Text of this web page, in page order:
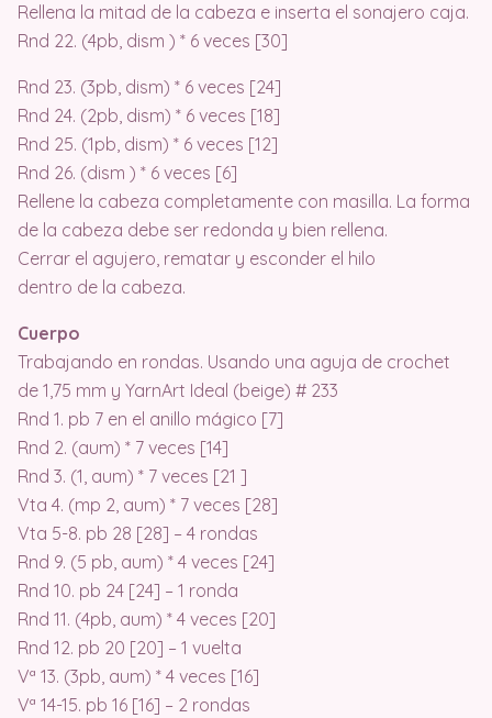
Rellena la mitad de la cabeza e inserta el sonajero caja.
Rnd 22. (4pb, dism ) * 6 veces [30]
Rnd 23. (3pb, dism) * 6 veces [24]
Rnd 24. (2pb, dism) * 6 veces [18]
Rnd 25. (1pb, dism) * 6 veces [12]
Rnd 26. (dism ) * 6 veces [6]
Rellene la cabeza completamente con masilla. La forma
de la cabeza debe ser redonda y bien rellena.
Cerrar el agujero, rematar y esconder el hilo
dentro de la cabeza.
Cuerpo
Trabajando en rondas. Usando una aguja de crochet
de 1,75 mm y YarnArt Ideal (beige) # 233
Rnd 1. pb 7 en el anillo mágico [7]
Rnd 2. (aum) * 7 veces [14]
Rnd 3. (1, aum) * 7 veces [21 ]
Vta 4. (mp 2, aum) * 7 veces [28]
Vta 5-8. pb 28 [28] – 4 rondas
Rnd 9. (5 pb, aum) * 4 veces [24]
Rnd 10. pb 24 [24] – 1 ronda
Rnd 11. (4pb, aum) * 4 veces [20]
Rnd 12. pb 20 [20] – 1 vuelta
Vª 13. (3pb, aum) * 4 veces [16]
Vª 14-15. pb 16 [16] – 2 rondas